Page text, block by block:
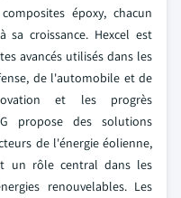
époxy, chacun
sa croissance. Hexcel est
avancés utilisés dans les
de l'automobile et de
et les progrès
propose des solutions
de l'énergie éolienne,
un rôle central dans les
renouvelables. Les